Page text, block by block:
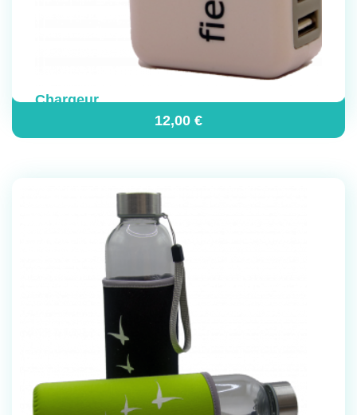
Chargeur
12,00 €